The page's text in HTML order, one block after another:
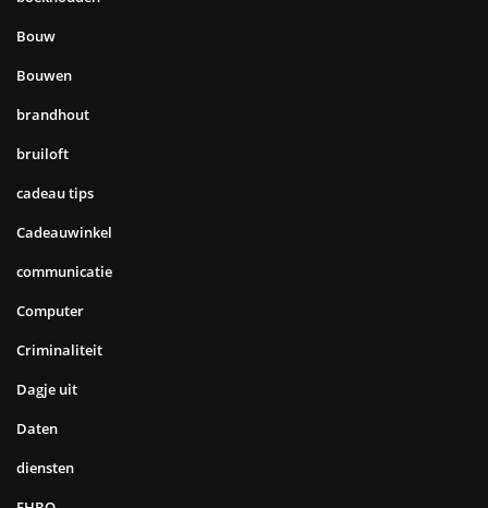
Bouw
Bouwen
brandhout
bruiloft
cadeau tips
Cadeauwinkel
communicatie
Computer
Criminaliteit
Dagje uit
Daten
diensten